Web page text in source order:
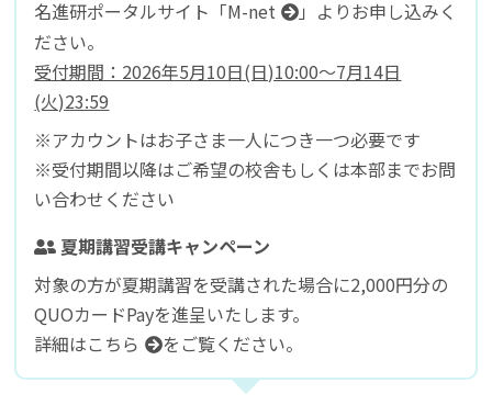
名進研ポータルサイト「M-net
」よりお申し込みく
ださい。
受付期間：2026年5月10日(日)10:00～7月14日
(火)23:59
※アカウントはお子さま一人につき一つ必要です
※受付期間以降はご希望の校舎もしくは本部までお問
い合わせください
夏期講習受講キャンペーン
対象の方が夏期講習を受講された場合に2,000円分の
QUOカードPayを進呈いたします。
詳細はこちら
をご覧ください。